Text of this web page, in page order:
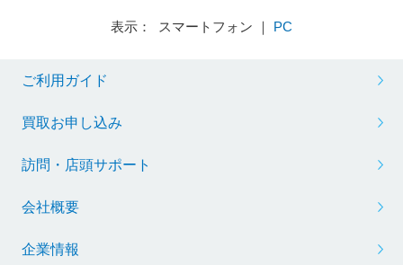
表示： スマートフォン ｜ PC
ご利用ガイド
買取お申し込み
訪問・店頭サポート
会社概要
企業情報